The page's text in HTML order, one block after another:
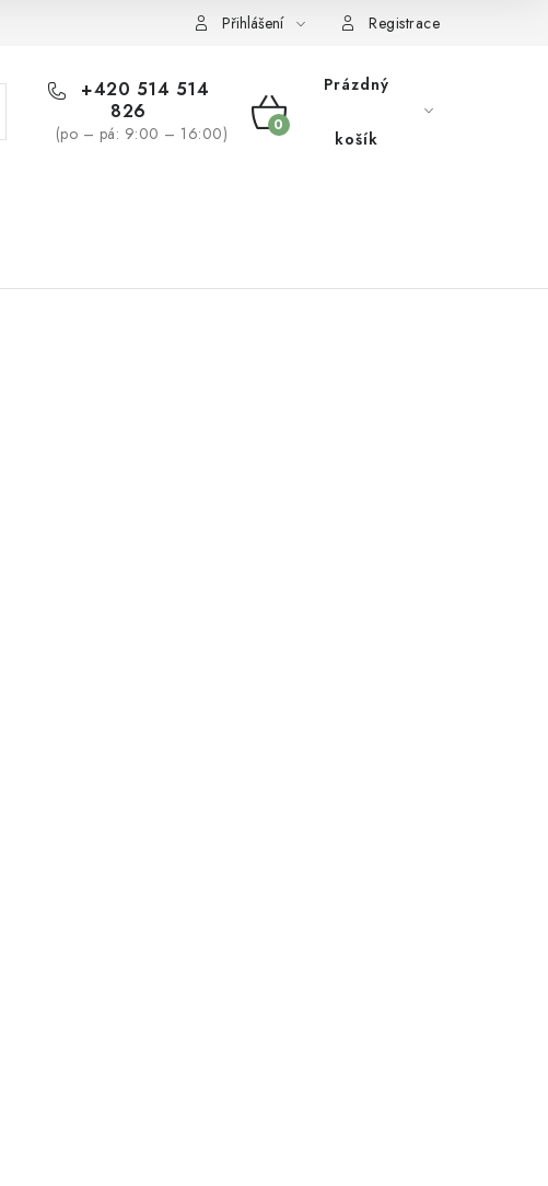
Používaní souborů cookies Reklamační řád
Přihlášení Registrace
+420 514 514
826
(po – pá: 9:00 – 16:00)
NÁKUPNÍ
Prázdný
košík